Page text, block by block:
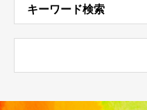
キーワード検索